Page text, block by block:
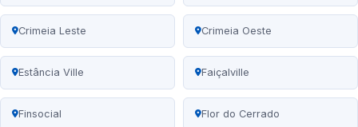
Crimeia Leste Crimeia Oeste
Estância Ville Faiçalville
Finsocial Flor do Cerrado